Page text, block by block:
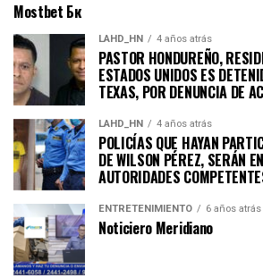
Mostbet Бк
LAHD_HN 4 años atrás
PASTOR HONDUREÑO,
ESTADOS UNIDOS ES
TEXAS, POR DENUNCIA DE
LAHD_HN 4 años atrás
POLICÍAS QUE HAYAN
DE WILSON PÉREZ, SERÁN
AUTORIDADES
ENTRETENIMIENTO 6 años atrás
Noticiero Meridiano